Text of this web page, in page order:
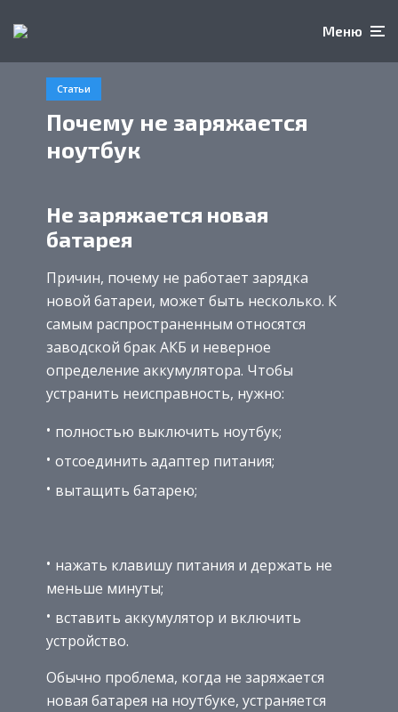
Меню
Статьи
Почему не заряжается
ноутбук
Не заряжается новая
батарея
Причин, почему не работает зарядка
новой батареи, может быть несколько. К
самым распространенным относятся
заводской брак АКБ и неверное
определение аккумулятора. Чтобы
устранить неисправность, нужно:
полностью выключить ноутбук;
отсоединить адаптер питания;
вытащить батарею;
нажать клавишу питания и держать не
меньше минуты;
вставить аккумулятор и включить
устройство.
Обычно проблема, когда не заряжается
новая батарея на ноутбуке, устраняется